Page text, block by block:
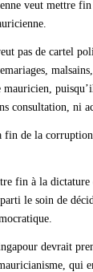
veut mettre
pas de cartel
consultation, ni
de la
fin à la dictature
le soin de
devrait
qui